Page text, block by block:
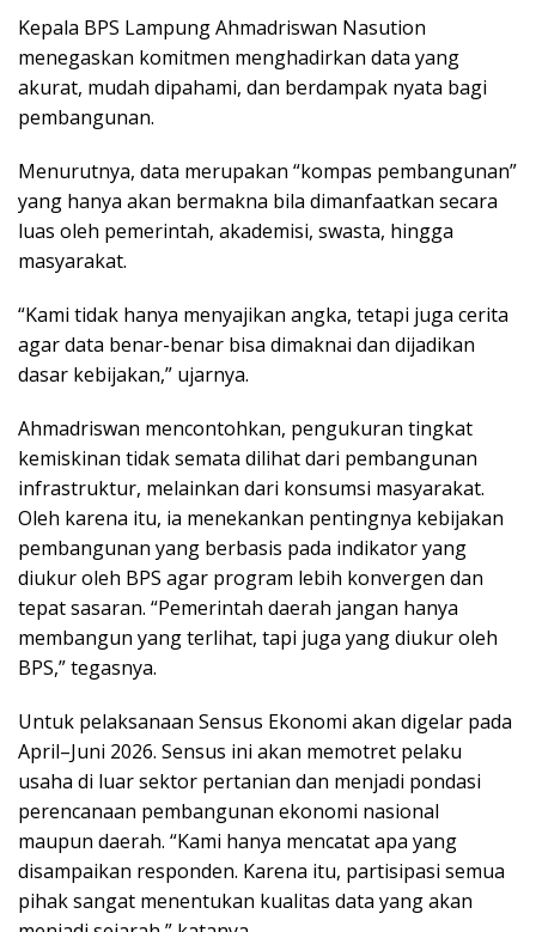
Kepala BPS Lampung Ahmadriswan Nasution
menegaskan komitmen menghadirkan data yang
akurat, mudah dipahami, dan berdampak nyata bagi
pembangunan.
Menurutnya, data merupakan “kompas pembangunan”
yang hanya akan bermakna bila dimanfaatkan secara
luas oleh pemerintah, akademisi, swasta, hingga
masyarakat.
“Kami tidak hanya menyajikan angka, tetapi juga cerita
agar data benar-benar bisa dimaknai dan dijadikan
dasar kebijakan,” ujarnya.
Ahmadriswan mencontohkan, pengukuran tingkat
kemiskinan tidak semata dilihat dari pembangunan
infrastruktur, melainkan dari konsumsi masyarakat.
Oleh karena itu, ia menekankan pentingnya kebijakan
pembangunan yang berbasis pada indikator yang
diukur oleh BPS agar program lebih konvergen dan
tepat sasaran. “Pemerintah daerah jangan hanya
membangun yang terlihat, tapi juga yang diukur oleh
BPS,” tegasnya.
Untuk pelaksanaan Sensus Ekonomi akan digelar pada
April–Juni 2026. Sensus ini akan memotret pelaku
usaha di luar sektor pertanian dan menjadi pondasi
perencanaan pembangunan ekonomi nasional
maupun daerah. “Kami hanya mencatat apa yang
disampaikan responden. Karena itu, partisipasi semua
pihak sangat menentukan kualitas data yang akan